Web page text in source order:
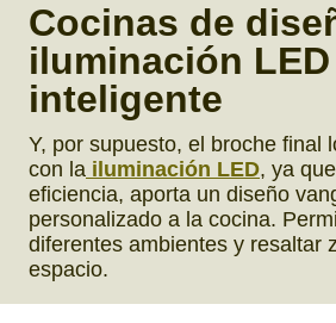
Cocinas de
iluminación LED
inteligente
Y, por supuesto, el broche final
con la iluminación LED, ya
eficiencia, aporta un diseño
personalizado a la cocina.
diferentes ambientes y resaltar
espacio.